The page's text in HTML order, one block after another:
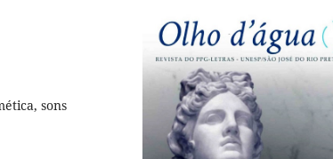
sons